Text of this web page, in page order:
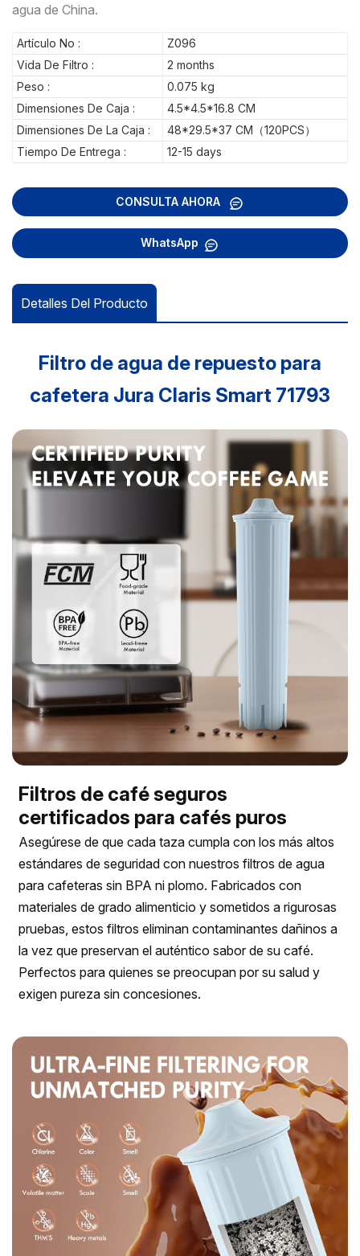
agua de China.
Artículo No :
Z096
Vida De Filtro :
2 months
Peso :
0.075 kg
Dimensiones De Caja :
4.5*4.5*16.8 CM
Dimensiones De La Caja :
48*29.5*37 CM（120PCS）
Tiempo De Entrega :
12-15 days
CONSULTA AHORA
WhatsApp
Detalles Del Producto
Filtro de agua de repuesto para
cafetera Jura Claris Smart 71793
Filtros de café seguros
certificados para cafés puros
Asegúrese de que cada taza cumpla con los más altos
estándares de seguridad con nuestros filtros de agua
para cafeteras sin BPA ni plomo. Fabricados con
materiales de grado alimenticio y sometidos a rigurosas
pruebas, estos filtros eliminan contaminantes dañinos a
la vez que preservan el auténtico sabor de su café.
Perfectos para quienes se preocupan por su salud y
exigen pureza sin concesiones.